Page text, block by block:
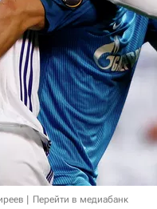
Перейти в медиабанк